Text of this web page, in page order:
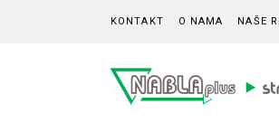
KONTAKT O NAMA NAŠE